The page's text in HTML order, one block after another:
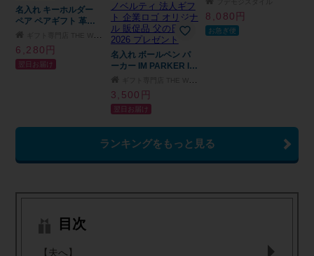
名入れ キーホルダー
ペア ペアギフト 革製
名入れ 名前入り 本革
レザー ペア オリジナ
ル 車 カップル 夫婦 ペ
6,280円
翌日お届け
名入れ ボールペン パ
ーカー IM PARKER IM
ギフト 卒業祝い 卒業
記念 記念品 入学祝い
入社祝い 創立記念 退
ゼント 即日発送 1本か
ジナル 販促品 父の日
3,500円
翌日お届け
ド ブライダル ウエデ
ィングなどのお祝いに
2人用 名前ギフト詩 名
8,080円
お急ぎ便
ランキングをもっと見る
目次
【夫へ】